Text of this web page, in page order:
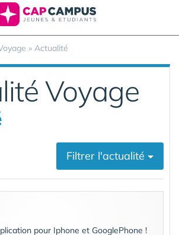
» Actualité
Voyage
Filtrer l'actualité
cookies